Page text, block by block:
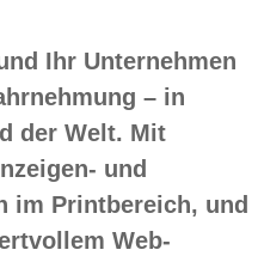
Ihr Unternehmen
– in
der Welt. Mit
und
im Printbereich, und
Web-
oder? Dann nix wie